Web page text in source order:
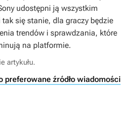
udostępni ją wszystkim
się stanie, dla graczy będzie
trendów i sprawdzania, które
na platformie.
artykułu.
preferowane źródło wiadomości